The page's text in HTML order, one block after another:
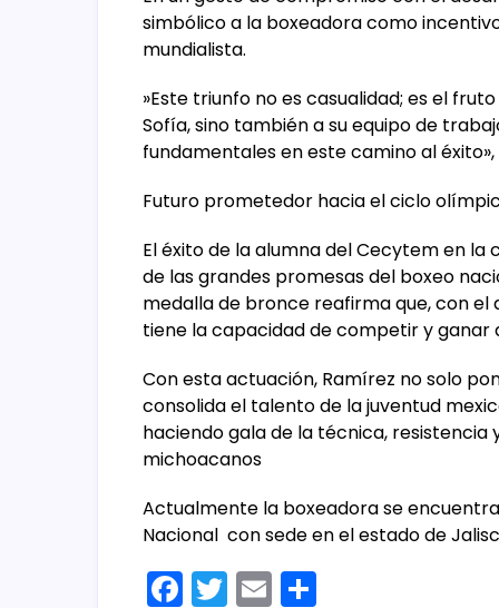
simbólico a la boxeadora como
mundialista.
​»Este triunfo no es casualidad; es el
Sofía, sino también a su equipo de
fundamentales en este camino al
​Futuro prometedor hacia el ciclo
​El éxito de la alumna del Cecytem en
de las grandes promesas del boxeo
medalla de bronce reafirma que, con
tiene la capacidad de competir y ganar
​Con esta actuación, Ramírez no solo
consolida el talento de la juventud
haciendo gala de la técnica,
michoacanos
Actualmente la boxeadora se
Nacional con sede en el estado de
F T E